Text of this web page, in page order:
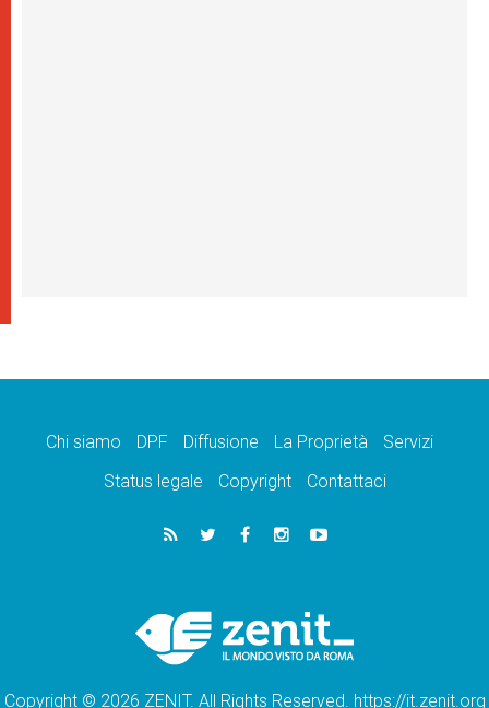
Chi siamo DPF Diffusione La Proprietà
Servizi
Status legale
Copyright Contattaci
Copyright © 2026 ZENIT. All Rights Reserved. https://it.zenit.org